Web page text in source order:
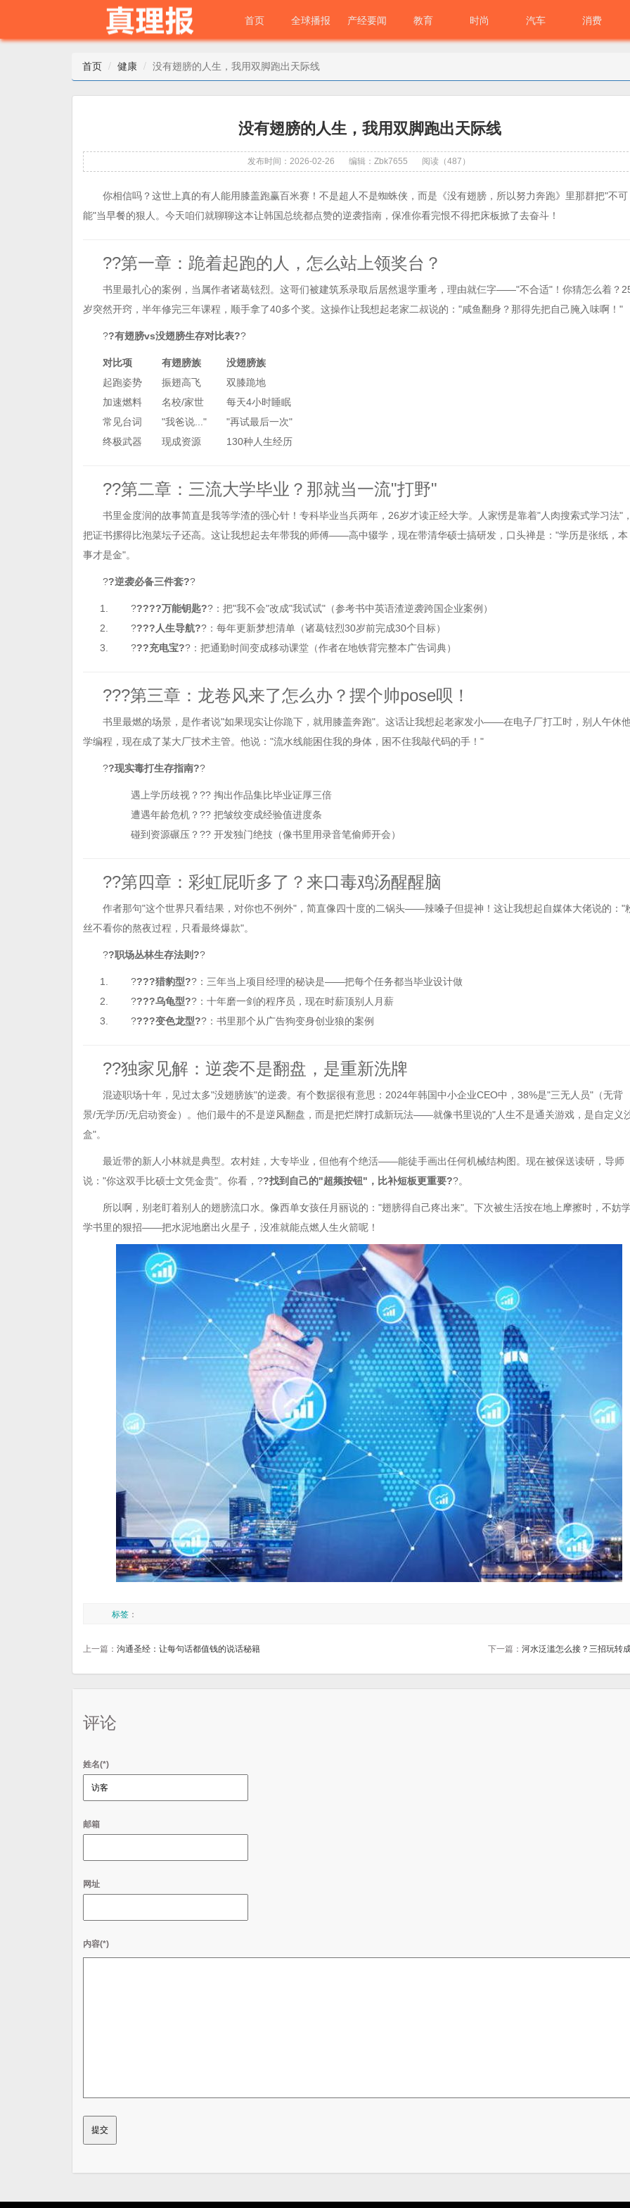
首页 全球播报 产经要闻 教育 时尚 汽车 消费
首页 健康 没有翅膀的人生，我用双脚跑出天际线
没有翅膀的人生，我用双脚跑出天际线
发布时间：2026-02-26 编辑：Zbk7655 阅读（487）
你相信吗？这世上真的有人能用膝盖跑赢百米赛！不是超人不是蜘蛛侠，而是《没有翅膀，所以努力奔跑》里那群把"不可
能"当早餐的狠人。今天咱们就聊聊这本让韩国总统都点赞的逆袭指南，保准你看完恨不得把床板掀了去奋斗！
??第一章：跪着起跑的人，怎么站上领奖台？
书里最扎心的案例，当属作者诸葛铉烈。这哥们被建筑系录取后居然退学重考，理由就仨字——"不合适"！你猜怎么着？
岁突然开窍，半年修完三年课程，顺手拿了40多个奖。这操作让我想起老家二叔说的："咸鱼翻身？那得先把自己腌入味啊！"
??有翅膀vs没翅膀生存对比表??
对比项 有翅膀族
没翅膀族
起跑姿势
振翅高飞
双膝跪地
加速燃料
名校/家世
每天4小时睡眠
常见台词
"我爸说..."
"再试最后一次"
终极武器
现成资源 130种人生经历
??第二章：三流大学毕业？那就当一流"打野"
书里金度润的故事简直是我等学渣的强心针！专科毕业当兵两年，26岁才读正经大学。人家愣是靠着"人肉搜索式学习法"
把证书摞得比泡菜坛子还高。这让我想起去年带我的师傅——高中辍学，现在带清华硕士搞研发，口头禅是："学历是张纸，本
事才是金"。
??逆袭必备三件套??
?????万能钥匙??：把"我不会"改成"我试试"（参考书中英语渣逆袭跨国企业案例）
????人生导航??：每年更新梦想清单（诸葛铉烈30岁前完成30个目标）
???充电宝??：把通勤时间变成移动课堂（作者在地铁背完整本广告词典）
???第三章：龙卷风来了怎么办？摆个帅pose呗！
书里最燃的场景，是作者说"如果现实让你跪下，就用膝盖奔跑"。这话让我想起老家发小——在电子厂打工时，别人午休
学编程，现在成了某大厂技术主管。他说："流水线能困住我的身体，困不住我敲代码的手！"
??现实毒打生存指南??
遇上学历歧视？?? 掏出作品集比毕业证厚三倍
遭遇年龄危机？?? 把皱纹变成经验值进度条
碰到资源碾压？?? 开发独门绝技（像书里用录音笔偷师开会）
??第四章：彩虹屁听多了？来口毒鸡汤醒醒脑
作者那句"这个世界只看结果，对你也不例外"，简直像四十度的二锅头——辣嗓子但提神！这让我想起自媒体大佬说的："
丝不看你的熬夜过程，只看最终爆款"。
??职场丛林生存法则??
????猎豹型??：三年当上项目经理的秘诀是——把每个任务都当毕业设计做
????乌龟型??：十年磨一剑的程序员，现在时薪顶别人月薪
????变色龙型??：书里那个从广告狗变身创业狼的案例
??独家见解：逆袭不是翻盘，是重新洗牌
混迹职场十年，见过太多"没翅膀族"的逆袭。有个数据很有意思：2024年韩国中小企业CEO中，38%是"三无人员"（无背
景/无学历/无启动资金）。他们最牛的不是逆风翻盘，而是把烂牌打成新玩法——就像书里说的"人生不是通关游戏，是自定义
盒"。
最近带的新人小林就是典型。农村娃，大专毕业，但他有个绝活——能徒手画出任何机械结构图。现在被保送读研，导师
说："你这双手比硕士文凭金贵"。你看，??找到自己的"超频按钮"，比补短板更重要??。
所以啊，别老盯着别人的翅膀流口水。像西单女孩任月丽说的："翅膀得自己疼出来"。下次被生活按在地上摩擦时，不妨
学书里的狠招——把水泥地磨出火星子，没准就能点燃人生火箭呢！
标签 ：
上一篇： 沟通圣经：让每句话都值钱的说话秘籍 下一篇： 河水泛滥怎么接？三招玩转
评论
姓名(*)
邮箱
网址
内容(*)